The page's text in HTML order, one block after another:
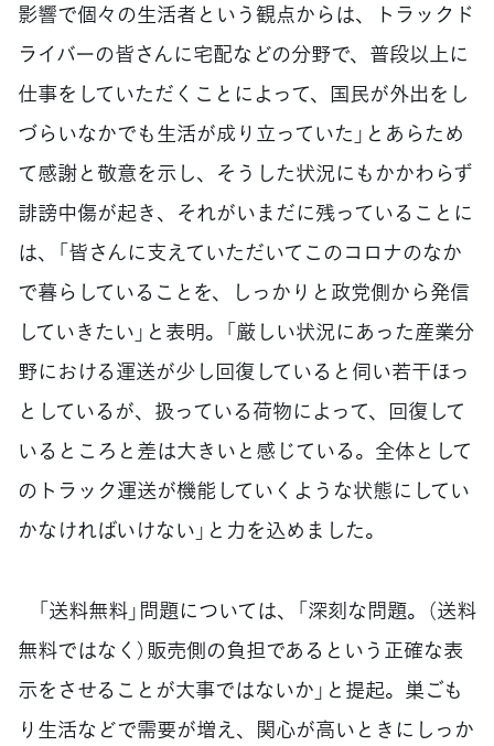
影響で個々の生活者という観点からは、トラックド
ライバーの皆さんに宅配などの分野で、普段以上に
仕事をしていただくことによって、国民が外出をし
づらいなかでも生活が成り立っていた」とあらため
て感謝と敬意を示し、そうした状況にもかかわらず
誹謗中傷が起き、それがいまだに残っていることに
は、「皆さんに支えていただいてこのコロナのなか
で暮らしていることを、しっかりと政党側から発信
していきたい」と表明。「厳しい状況にあった産業分
野における運送が少し回復していると伺い若干ほっ
としているが、扱っている荷物によって、回復して
いるところと差は大きいと感じている。全体として
のトラック運送が機能していくような状態にしてい
かなければいけない」と力を込めました。
「送料無料」問題については、「深刻な問題。（送料
無料ではなく）販売側の負担であるという正確な表
示をさせることが大事ではないか」と提起。巣ごも
り生活などで需要が増え、関心が高いときにしっか